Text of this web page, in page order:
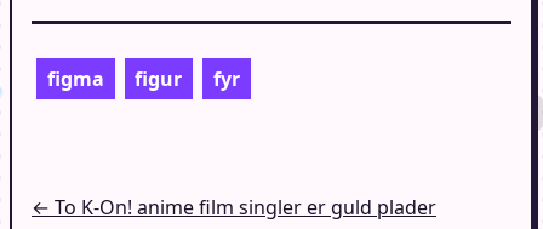
figma figur fyr
Indlægsnavigation
← To K-On! anime film singler er guld plader